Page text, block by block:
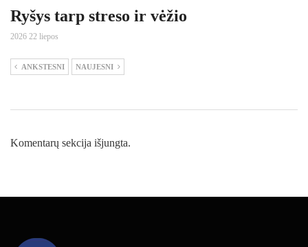
Ryšys tarp streso ir vėžio
2026 22 liepos
ANKSTESNI NAUJESNI
Komentarų sekcija išjungta.